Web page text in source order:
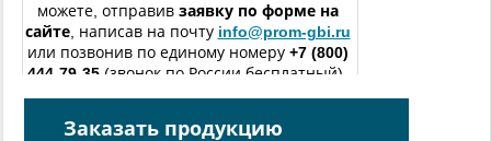
можете, отправив заявку по форме на
сайте, написав на почту info@prom-gbi.ru
или позвонив по единому номеру +7 (800)
444-79-35 (звонок по России бесплатный).
заказчика
Заказать продукцию